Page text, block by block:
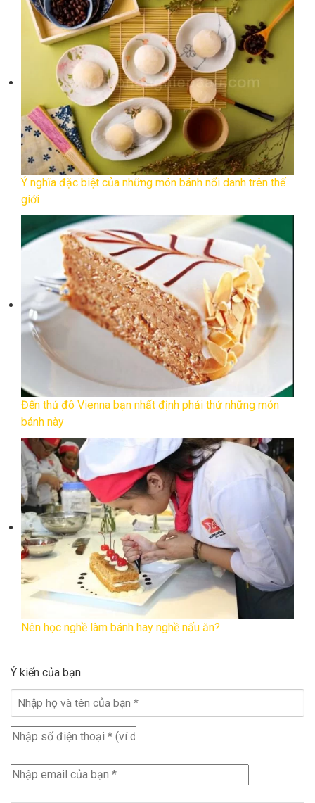
Ý nghĩa đặc biệt của những món bánh nổi danh trên thế
giới
Đến thủ đô Vienna bạn nhất định phải thử những món
bánh này
Nên học nghề làm bánh hay nghề nấu ăn?
Ý kiến của bạn